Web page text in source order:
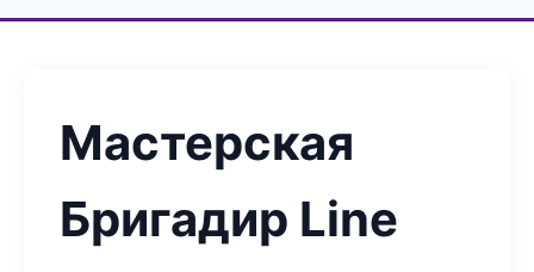
Мастерская
Бригадир Line